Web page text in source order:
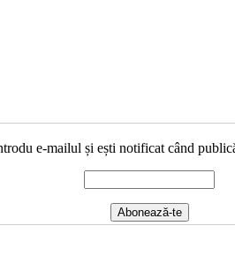
e-mailul și ești notificat când